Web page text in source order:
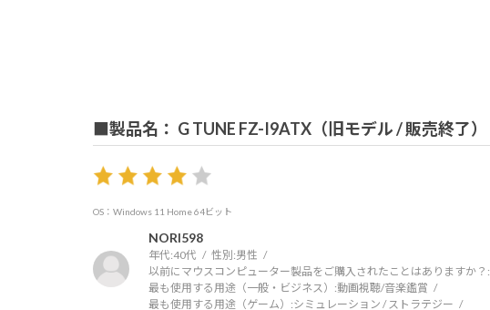
■製品名： G TUNE FZ-I9ATX（旧モデル / 販売終了）
OS：Windows 11 Home 64ビット
NORI598
年代:40代 性別:男性
以前にマウスコンピューター製品をご購入されたことはありますか？:
最も使用する用途（一般・ビジネス）:動画視聴/音楽鑑賞
最も使用する用途（ゲーム）:シミュレーション / ストラテジー